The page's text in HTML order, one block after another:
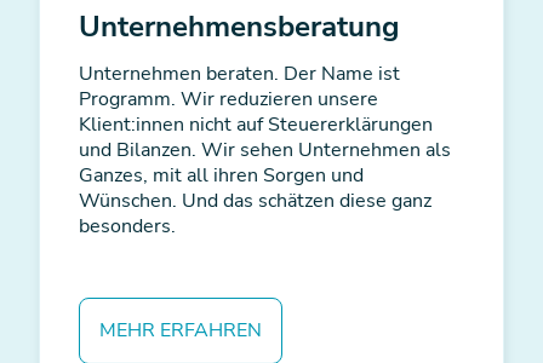
Unternehmens­beratung
Unternehmen beraten. Der Name ist
Programm. Wir reduzieren unsere
Klient:innen nicht auf Steuererklärungen
und Bilanzen. Wir sehen Unternehmen als
Ganzes, mit all ihren Sorgen und
Wünschen. Und das schätzen diese ganz
besonders.
MEHR ERFAHREN